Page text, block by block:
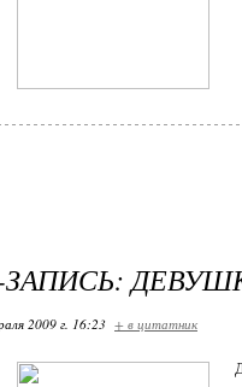
2009 г. 16:23 + в цитатник